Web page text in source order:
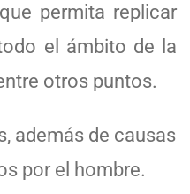
permita replicar
el ámbito de la
otros puntos.
además de causas
por el hombre.